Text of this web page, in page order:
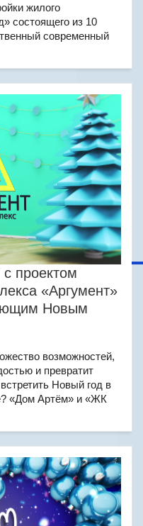
жилого
состоящего из 10
современный
проектом
«Аргумент»
Новым
возможностей,
и превратит
Новый год в
«Дом Артём» и «ЖК